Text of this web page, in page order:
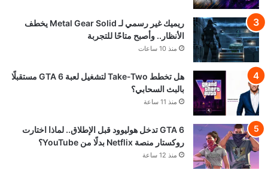
ريميك غير رسمي لـ Metal Gear Solid يخطف
الأنظار.. وأصبح متاحًا للتجربة
منذ 10 ساعات
هل تخطط Take-Two لتشغيل لعبة GTA 6 مستقبلًا
بالبث السحابي؟
منذ 11 ساعة
GTA 6 تدخل هوليوود قبل الإطلاق.. لماذا اختارت
روكستار منصة Netflix بدلًا من YouTube؟
منذ 12 ساعة